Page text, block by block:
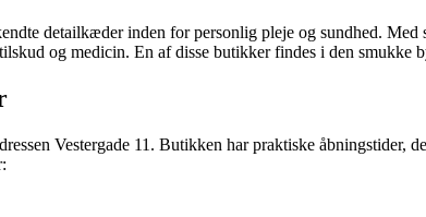
detailkæder inden for personlig pleje og sundhed.
og medicin. En af disse butikker findes i den smukke
Vestergade 11. Butikken har praktiske